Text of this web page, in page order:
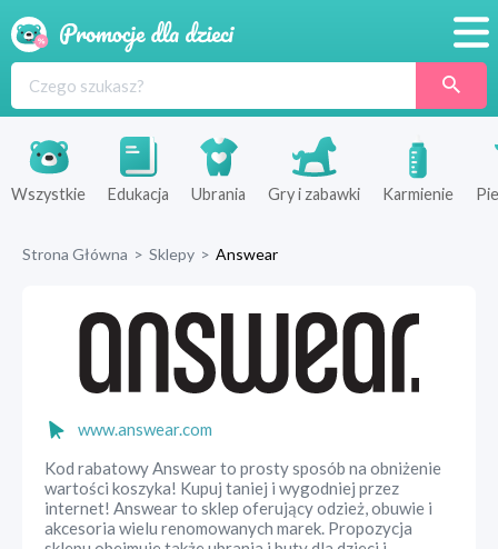
Produkty
Sklepy
Wszystkie Edukacja Ubrania Gry i zabawki Karmienie
Strona Główna > Sklepy > Answear
www.answear.com
Kod rabatowy Answear to prosty sposób na obniżenie
wartości koszyka! Kupuj taniej i wygodniej przez
internet! Answear to sklep oferujący odzież, obuwie i
akcesoria wielu renomowanych marek. Propozycja